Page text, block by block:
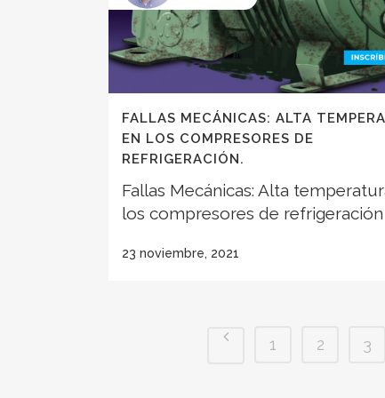
FALLAS MECÁNICAS: ALTA
EN LOS COMPRESORES DE
REFRIGERACIÓN.
Fallas Mecánicas: Alta
los compresores de refrigeración
23 noviembre, 2021
1 2 3